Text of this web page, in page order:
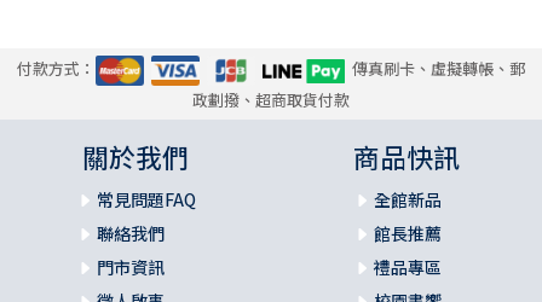
付款方式：
傳真刷卡、虛擬轉帳、郵
政劃撥、超商取貨付款
關於我們
常見問題FAQ
聯絡我們
門市資訊
商品快訊
全館新品
館長推薦
禮品專區